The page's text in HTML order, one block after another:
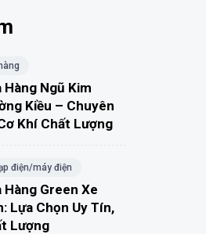
Hàng Ngũ Kim
Kiều – Chuyên
Khí Chất Lượng
điện/máy điện
Hàng Green Xe
Lựa Chọn Uy Tín,
Lượng